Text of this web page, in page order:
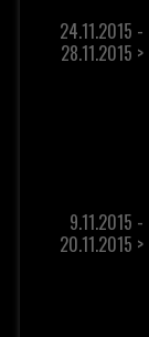
24.11.2015 -
28.11.2015 >
9.11.2015 -
20.11.2015 >